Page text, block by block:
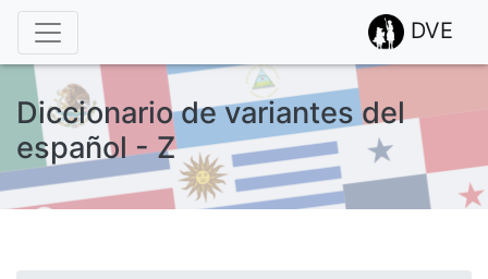
DVE
Diccionario de variantes del
español - Z